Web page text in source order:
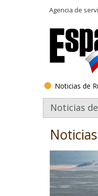
Agencia de
Noticias de
Noticias